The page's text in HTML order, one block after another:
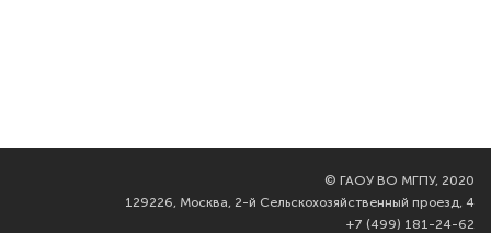
© ГАОУ ВО МГПУ, 2020
129226, Москва, 2-й Сельскохозяйственный проезд, 4
+7 (499) 181-24-62